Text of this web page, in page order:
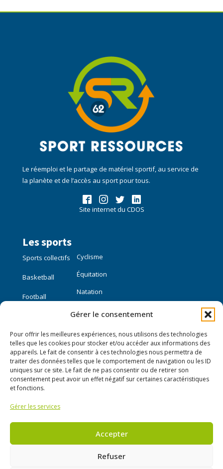
Gérer le consentement
Pour offrir les meilleures expériences, nous utilisons des technologies
telles que les cookies pour stocker et/ou accéder aux informations des
appareils. Le fait de consentir à ces technologies nous permettra de
traiter des données telles que le comportement de navigation ou les ID
uniques sur ce site. Le fait de ne pas consentir ou de retirer son
consentement peut avoir un effet négatif sur certaines caractéristiques
et fonctions.
Gérer les services
Accepter
Refuser
Le réemploi et le partage de matériel sportif, au service de
la planète et de l’accès au sport pour tous.
Site internet du CDOS
Les sports
Sports collectifs
Basketball
Football
Sports individuels
Course à pied
Cyclisme
Équitation
Natation
Liens utiles
Mon compte
Nous contacter